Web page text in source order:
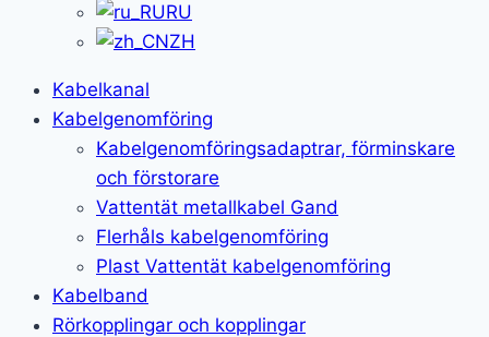
RU
ZH
Kabelkanal
Kabelgenomföring
Kabelgenomföringsadaptrar, förminskare
och förstorare
Vattentät metallkabel Gand
Flerhåls kabelgenomföring
Plast Vattentät kabelgenomföring
Kabelband
Rörkopplingar och kopplingar